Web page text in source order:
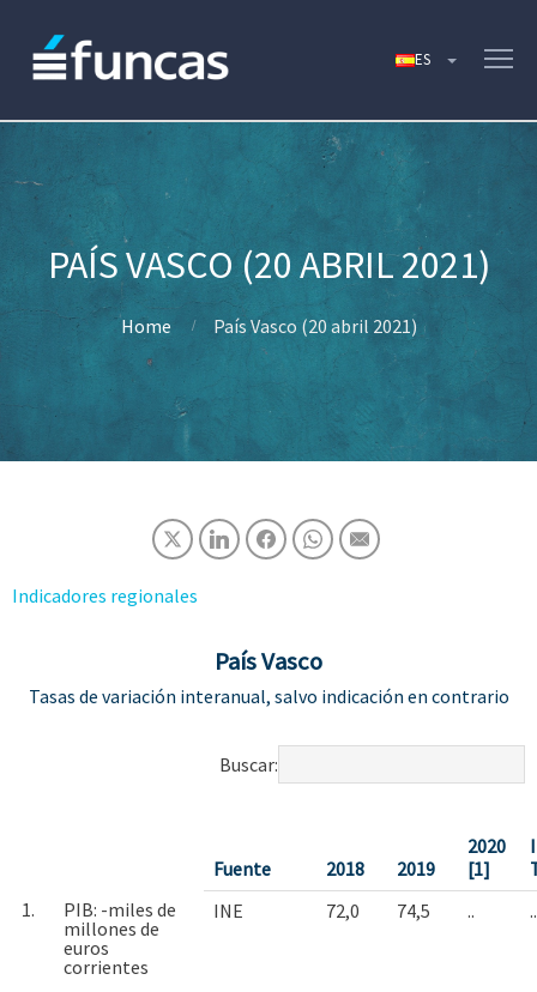
PAÍS VASCO (20 ABRIL 2021)
Home País Vasco (20 abril 2021)
Indicadores regionales
País Vasco
Tasas de variación interanual, salvo indicación en contrario
Buscar:
Fuente 2018 2019
2020
[1]
1.
PIB: -miles de
millones de
euros
corrientes
INE 72,0 74,5 .. ..